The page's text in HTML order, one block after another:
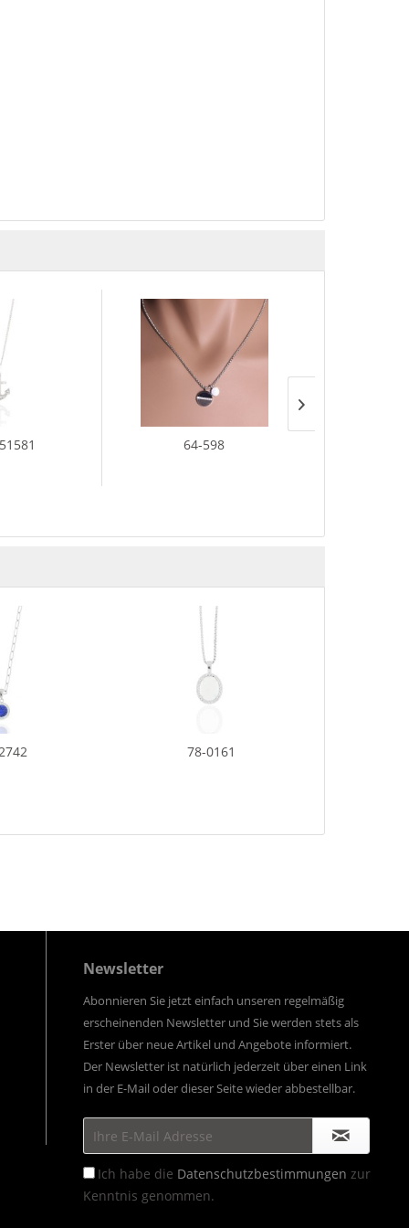
64-598
78-0161
Newsletter
Abonnieren Sie jetzt einfach unseren regelmäßig
erscheinenden Newsletter und Sie werden stets als
Erster über neue Artikel und Angebote informiert.
Der Newsletter ist natürlich jederzeit über einen Link
in der E-Mail oder dieser Seite wieder abbestellbar.
Ich habe die Datenschutzbestimmungen zur
Kenntnis genommen.